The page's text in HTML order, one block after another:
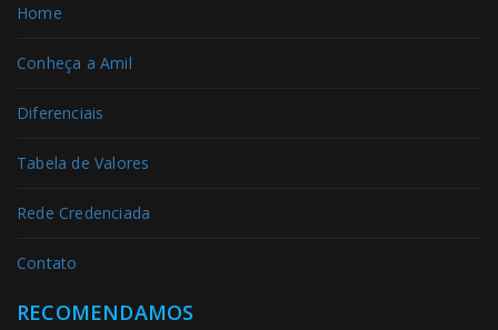
Home
Conheça a Amil
Diferenciais
Tabela de Valores
Rede Credenciada
Contato
RECOMENDAMOS